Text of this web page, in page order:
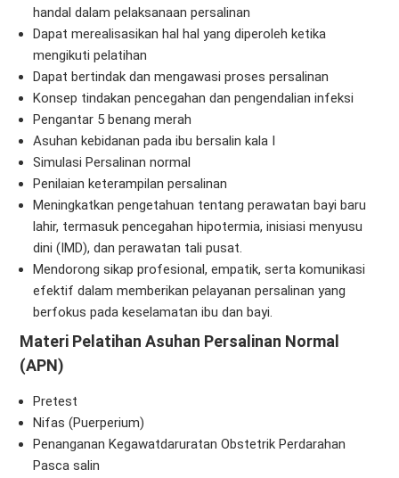
handal dalam pelaksanaan persalinan
Dapat merealisasikan hal hal yang diperoleh ketika
mengikuti pelatihan
Dapat bertindak dan mengawasi proses persalinan
Konsep tindakan pencegahan dan pengendalian infeksi
Pengantar 5 benang merah
Asuhan kebidanan pada ibu bersalin kala I
Simulasi Persalinan normal
Penilaian keterampilan persalinan
Meningkatkan pengetahuan tentang perawatan bayi baru
lahir, termasuk pencegahan hipotermia, inisiasi menyusu
dini (IMD), dan perawatan tali pusat.
Mendorong sikap profesional, empatik, serta komunikasi
efektif dalam memberikan pelayanan persalinan yang
berfokus pada keselamatan ibu dan bayi.
Materi Pelatihan Asuhan Persalinan Normal
(APN)
Pretest
Nifas (Puerperium)
Penanganan Kegawatdaruratan Obstetrik Perdarahan
Pasca salin